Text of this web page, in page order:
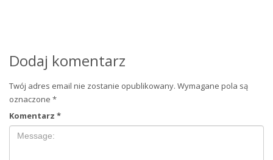
Dodaj komentarz
Twój adres email nie zostanie opublikowany. Wymagane pola są
oznaczone *
Komentarz *